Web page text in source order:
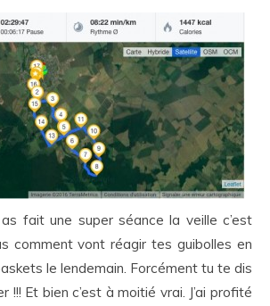
fait une super séance la veille c’est
comment vont réagir tes guibolles en
le lendemain. Forcément tu te dis
!!! Et bien c’est à moitié vrai. J’ai profité